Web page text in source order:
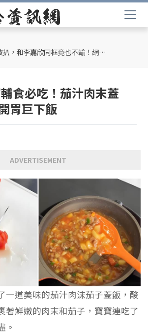
郭藹明「早期劇照」被扒，和李嘉欣同框竟也不輸！網友：難怪劉青云這麼愛她
食必吃！茄汁肉末蓋
胃巨下飯
ADVERTISEMENT
一道美味的茄汁肉沫茄子蓋飯，酸
著鮮嫩的肉末和茄子，寶寶連吃了
。